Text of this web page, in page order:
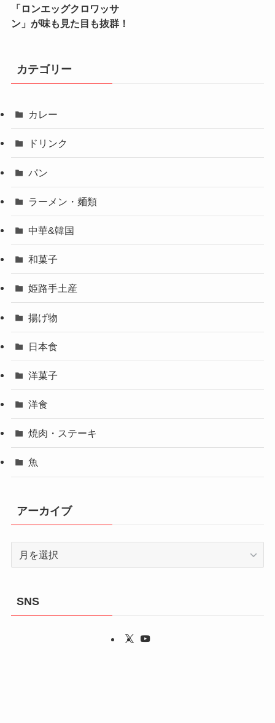
「ロンエッグクロワッサ
ン」が味も見た目も抜群！
カテゴリー
カレー
ドリンク
パン
ラーメン・麺類
中華&韓国
和菓子
姫路手土産
揚げ物
日本食
洋菓子
洋食
焼肉・ステーキ
魚
アーカイブ
SNS